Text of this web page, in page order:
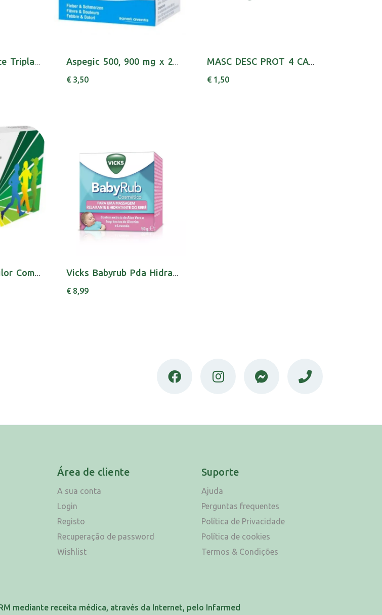
Oenobiol Drenante Tripla Acao Saq X21 Aspegic 500, 900 mg x 20 pó sol oral saq
€ 3,50
MASC DESC PROT 4 CAMADAS FILTRANTES KN95-FFP2
€ 1,50
Magnesium Tecnilor Comp X 30 comps Vicks Babyrub Pda Hidra Calm 50g
€ 8,99
Área de cliente
A sua conta
Login
Registo
Recuperação de password
Wishlist
Suporte
Ajuda
Perguntas frequentes
Política de Privacidade
Política de cookies
Termos & Condições
mediante receita médica, através da Internet, pelo Infarmed